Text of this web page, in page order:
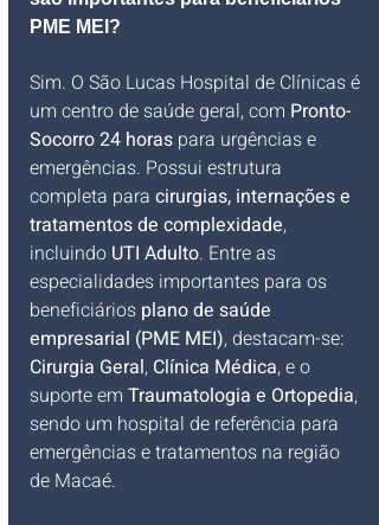
PME MEI?
Sim. O São Lucas Hospital de Clínicas é
um centro de saúde geral, com Pronto-
Socorro 24 horas para urgências e
emergências. Possui estrutura
completa para cirurgias, internações e
tratamentos de complexidade,
incluindo UTI Adulto. Entre as
especialidades importantes para os
beneficiários plano de saúde
empresarial (PME MEI), destacam-se:
Cirurgia Geral, Clínica Médica, e o
suporte em Traumatologia e Ortopedia,
sendo um hospital de referência para
emergências e tratamentos na região
de Macaé.